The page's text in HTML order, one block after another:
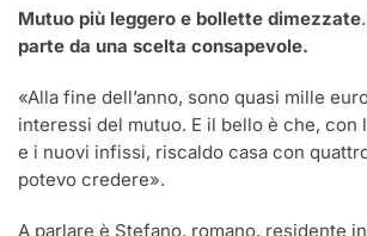
Stefano
risparmia
centinaia
euro
ogni
mese
Mutuo più leggero e bollette dimezzate.
parte da una scelta consapevole.
«Alla fine dell’anno, sono quasi mille
interessi del mutuo. E il bello è che, con
e i nuovi infissi, riscaldo casa con
potevo credere».
A parlare è Stefano, romano, residente